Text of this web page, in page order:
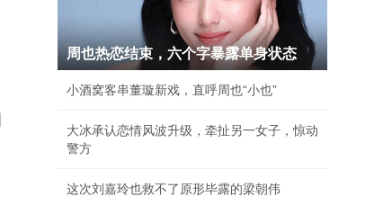
周也热恋结束，六个字暴露单身状态
小酒窝客串董璇新戏，直呼周也“小也”
大冰承认恋情风波升级，牵扯另一女子，惊动
警方
这次刘嘉玲也救不了原形毕露的梁朝伟